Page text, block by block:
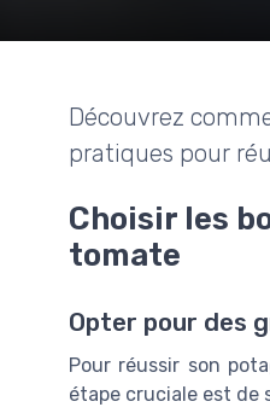
Découvrez
pratiques pour
Choisir les
tomate
Opter pour des
Pour réussir son
étape cruciale est de